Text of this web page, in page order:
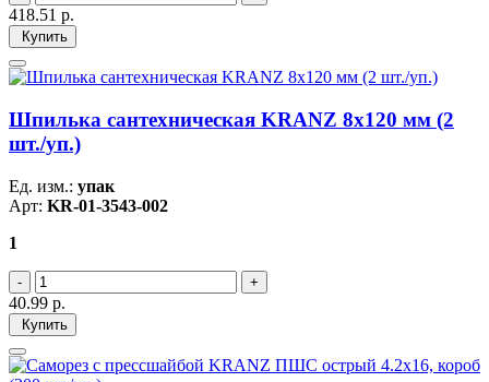
418.51 р.
Купить
Шпилька сантехническая KRANZ 8х120 мм (2
шт./уп.)
Ед. изм.: упак
Арт: KR-01-3543-002
1
40.99 р.
Купить